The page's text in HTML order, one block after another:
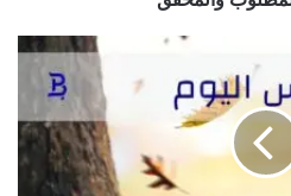
نسخ الرابط